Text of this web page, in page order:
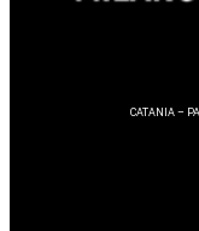
CATANIA –